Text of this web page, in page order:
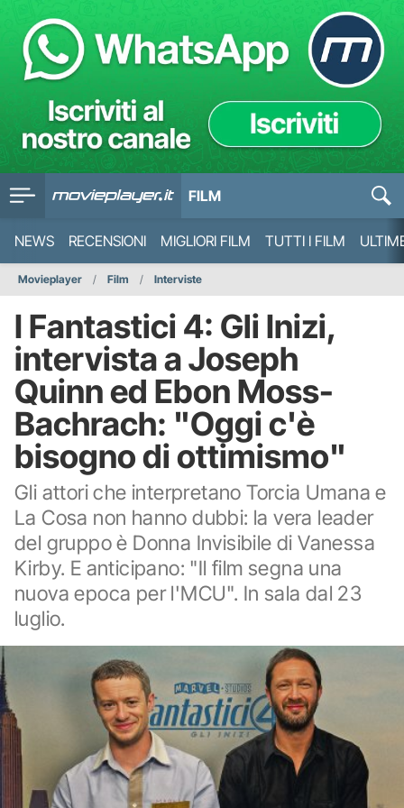
FILM
NEWS RECENSIONI MIGLIORI FILM TUTTI I FILM
Movieplayer Film Interviste
I Fantastici 4: Gli Inizi,
intervista a Joseph
Quinn ed Ebon Moss-
Bachrach: "Oggi c'è
bisogno di ottimismo"
Gli attori che interpretano Torcia Umana e
La Cosa non hanno dubbi: la vera leader
del gruppo è Donna Invisibile di Vanessa
Kirby. E anticipano: "Il film segna una
nuova epoca per l'MCU". In sala dal 23
luglio.